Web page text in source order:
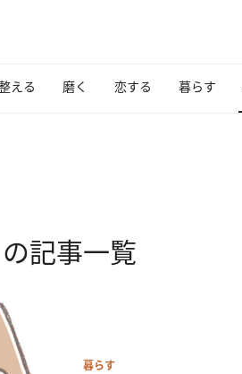
える 磨く 恋する 暮らす
記事一覧
暮らす